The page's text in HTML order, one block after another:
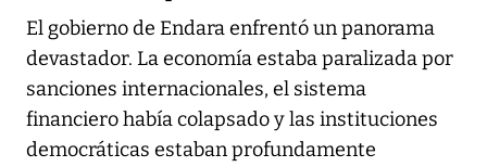
El gobierno de Endara enfrentó un panorama
devastador. La economía estaba paralizada por
sanciones internacionales, el sistema
financiero había colapsado y las instituciones
democráticas estaban profundamente